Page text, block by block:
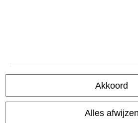
Akkoord
Alles afwijzen